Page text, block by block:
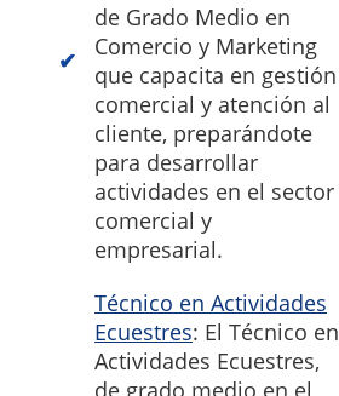
de Grado Medio en
Comercio y Marketing
que capacita en gestión
comercial y atención al
cliente, preparándote
para desarrollar
actividades en el sector
comercial y
empresarial.
Técnico en Actividades
Ecuestres: El Técnico en
Actividades Ecuestres,